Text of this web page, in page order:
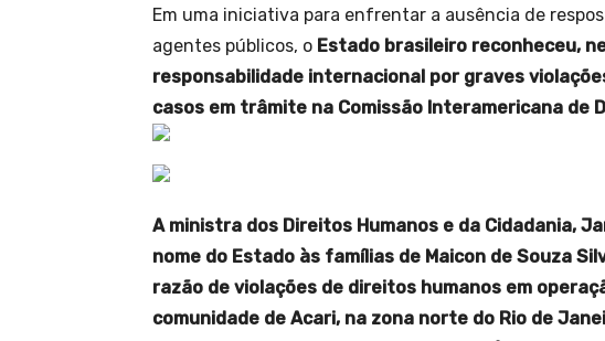
Em uma iniciativa para enfrentar a ausência de
agentes públicos, o Estado brasileiro reconheceu,
responsabilidade internacional por graves
casos em trâmite na Comissão Interamericana de
A ministra dos Direitos Humanos e da Cidadania,
nome do Estado às famílias de Maicon de Souza
razão de violações de direitos humanos em
comunidade de Acari, na zona norte do Rio de